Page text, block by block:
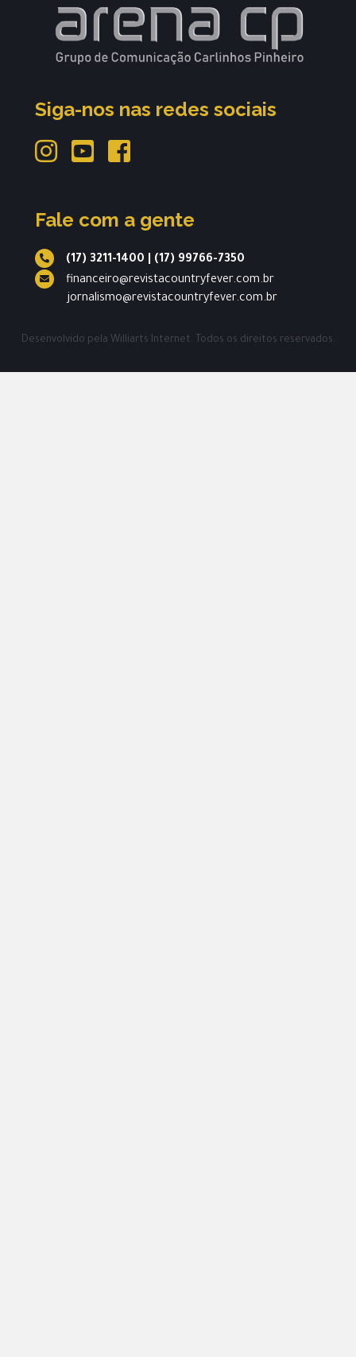
Siga-nos nas redes sociais
Fale com a gente
(17) 3211-1400
(17) 99766-7350
financeiro@revistacountryfever.com.br
jornalismo@revistacountryfever.com.br
Desenvolvido pela Williarts Internet. Todos os direitos reservados.